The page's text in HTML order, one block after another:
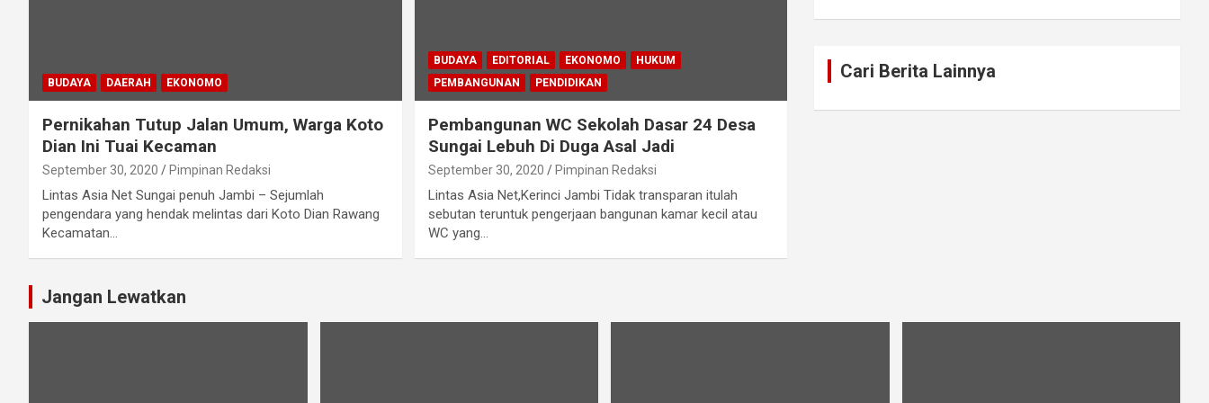
BUDAYA DAERAH EKONOMO
Pernikahan Tutup Jalan Umum, Warga Koto
Dian Ini Tuai Kecaman
September 30, 2020 Pimpinan Redaksi
Lintas Asia Net Sungai penuh Jambi – Sejumlah
pengendara yang hendak melintas dari Koto Dian Rawang
Kecamatan…
BUDAYA EDITORIAL EKONOMO
HUKUM
PEMBANGUNAN
PENDIDIKAN
Pembangunan WC Sekolah Dasar 24 Desa
Sungai Lebuh Di Duga Asal Jadi
September 30, 2020 Pimpinan Redaksi
Lintas Asia Net,Kerinci Jambi Tidak transparan itulah
sebutan teruntuk pengerjaan bangunan kamar kecil atau
WC yang…
Cari Berita Lainnya
Jangan Lewatkan